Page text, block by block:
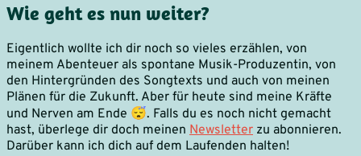
Wie geht es nun weiter?
Eigentlich wollte ich dir noch so vieles erzählen, von
meinem Abenteuer als spontane Musik-Produzentin, von
den Hintergründen des Songtexts und auch von meinen
Plänen für die Zukunft. Aber für heute sind meine Kräfte
und Nerven am Ende 😴. Falls du es noch nicht gemacht
hast, überlege dir doch meinen Newsletter zu abonnieren.
Darüber kann ich dich auf dem Laufenden halten!